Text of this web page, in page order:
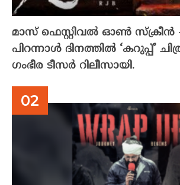
മാസ് ഫെസ്റ്റിവൽ ഓൺ സ്‌ക്രീൻ
പിറന്നാൾ ദിനത്തിൽ ‘കറുപ്പ്’
ഗംഭീര ടീസർ റിലീസായി.